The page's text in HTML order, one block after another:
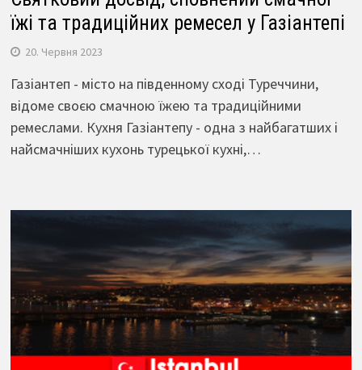
їжі та традиційних ремесел у Газіантепі
20. Червня 2023
Газіантеп - місто на південному сході Туреччини,
відоме своєю смачною їжею та традиційними
ремеслами. Кухня Газіантепу - одна з найбагатших і
найсмачніших кухонь турецької кухні,…